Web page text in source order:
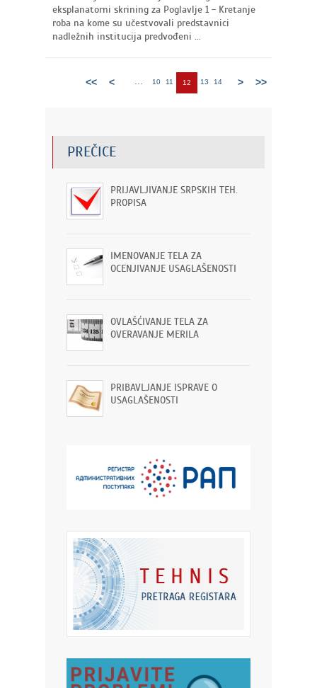
eksplanatorni skrining za Poglavlje 1 - Kretanje
roba na kome su učestvovali predstavnici
nadležnih institucija predvođeni ...
<< < 10 11 12 13 14 > >>
PREČICE
PRIJAVLJIVANJE SRPSKIH TEH.
PROPISA
IMENOVANJE TELA ZA
OCENJIVANJE USAGLAŠENOSTI
OVLAŠĆIVANJE TELA ZA
OVERAVANJE MERILA
PRIBAVLJANJE ISPRAVE O
USAGLAŠENOSTI